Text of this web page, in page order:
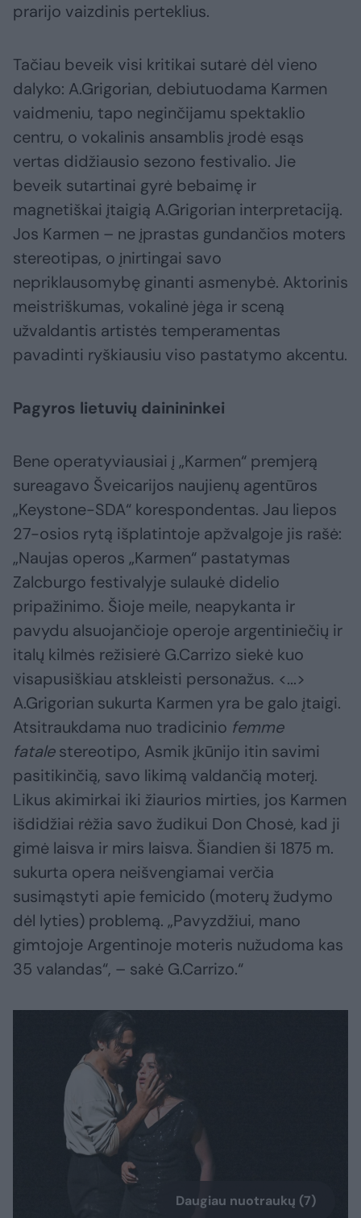
prarijo vaizdinis perteklius.
Tačiau beveik visi kritikai sutarė dėl vieno
dalyko: A.Grigorian, debiutuodama Karmen
vaidmeniu, tapo neginčijamu spektaklio
centru, o vokalinis ansamblis įrodė esąs
vertas didžiausio sezono festivalio. Jie
beveik sutartinai gyrė bebaimę ir
magnetiškai įtaigią A.Grigorian interpretaciją.
Jos Karmen – ne įprastas gundančios moters
stereotipas, o įnirtingai savo
nepriklausomybę ginanti asmenybė. Aktorinis
meistriškumas, vokalinė jėga ir sceną
užvaldantis artistės temperamentas
pavadinti ryškiausiu viso pastatymo akcentu.
Pagyros lietuvių dainininkei
Bene operatyviausiai į „Karmen“ premjerą
sureagavo Šveicarijos naujienų agentūros
„Keystone-SDA“ korespondentas. Jau liepos
27-osios rytą išplatintoje apžvalgoje jis rašė:
„Naujas operos „Karmen“ pastatymas
Zalcburgo festivalyje sulaukė didelio
pripažinimo. Šioje meile, neapykanta ir
pavydu alsuojančioje operoje argentiniečių ir
italų kilmės režisierė G.Carrizo siekė kuo
visapusiškiau atskleisti personažus. <...>
A.Grigorian sukurta Karmen yra be galo įtaigi.
Atsitraukdama nuo tradicinio femme
fatalestereotipo, Asmik įkūnijo itin savimi
pasitikinčią, savo likimą valdančią moterį.
Likus akimirkai iki žiaurios mirties, jos Karmen
išdidžiai rėžia savo žudikui Don Chosė, kad ji
gimė laisva ir mirs laisva. Šiandien ši 1875 m.
sukurta opera neišvengiamai verčia
susimąstyti apie femicido (moterų žudymo
dėl lyties) problemą. „Pavyzdžiui, mano
gimtojoje Argentinoje moteris nužudoma kas
35 valandas“, – sakė G.Carrizo.“
Daugiau nuotraukų (7)